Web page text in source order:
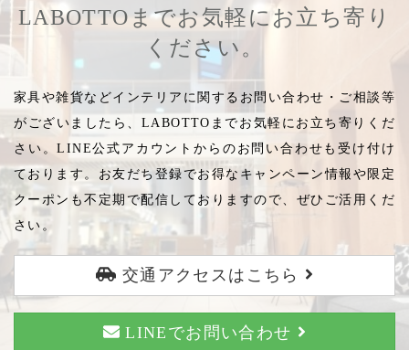
LABOTTOまでお気軽にお立ち寄り
ください。
家具や雑貨などインテリアに関するお問い合わせ・ご相談等
がございましたら、LABOTTOまでお気軽にお立ち寄りくだ
さい。LINE公式アカウントからのお問い合わせも受け付け
ております。お友だち登録でお得なキャンペーン情報や限定
クーポンも不定期で配信しておりますので、ぜひご活用くだ
さい。
交通アクセスはこちら
LINEでお問い合わせ